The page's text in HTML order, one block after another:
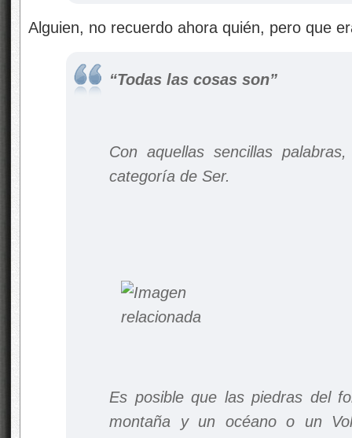
Alguien, no recuerdo ahora quién, pero que
“Todas las cosas son”
Con aquellas sencillas
categoría de Ser.
Es posible que las piedras del
montaña y un océano o un